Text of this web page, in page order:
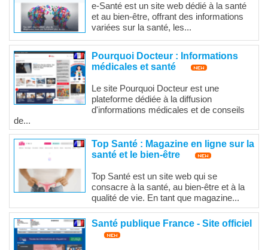
e-Santé est un site web dédié à la santé
et au bien-être, offrant des informations
variées sur la santé, les...
Pourquoi Docteur : Informations
médicales et santé
Le site Pourquoi Docteur est une
plateforme dédiée à la diffusion
d'informations médicales et de conseils
de...
Top Santé : Magazine en ligne sur la
santé et le bien-être
Top Santé est un site web qui se
consacre à la santé, au bien-être et à la
qualité de vie. En tant que magazine...
Santé publique France - Site officiel